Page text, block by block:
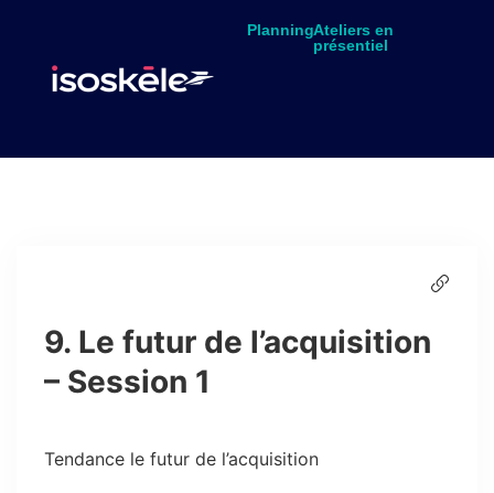
PlanningAteliers en
présentiel
9. Le futur de l’acquisition
– Session 1
Tendance le futur de l’acquisition